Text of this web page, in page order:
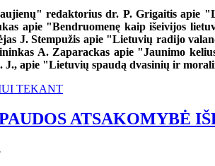
redaktorius dr. P. Grigaitis apie
apie "Bendruomenę kaip išeivijos
J. Stempužis apie "Lietuvių radijo
A. Zaparackas apie "Jaunimo
J., apie "Lietuvių spaudą dvasinių ir
TEKANT
ATSAKOMYBĖ